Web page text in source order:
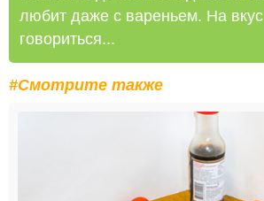
любит даже с вареньем. На вкус
говориться...
#Смотрите также